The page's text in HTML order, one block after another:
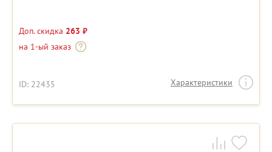
Доп. скидка 263 ₽
на 1-ый заказ
ID: 22435 Характеристики